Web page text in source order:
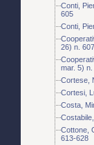
Conti,
605
Conti,
26) n. 607
mar. 5) n.
Cortese,
Cortesi,
Costa,
Cottone,
613-628